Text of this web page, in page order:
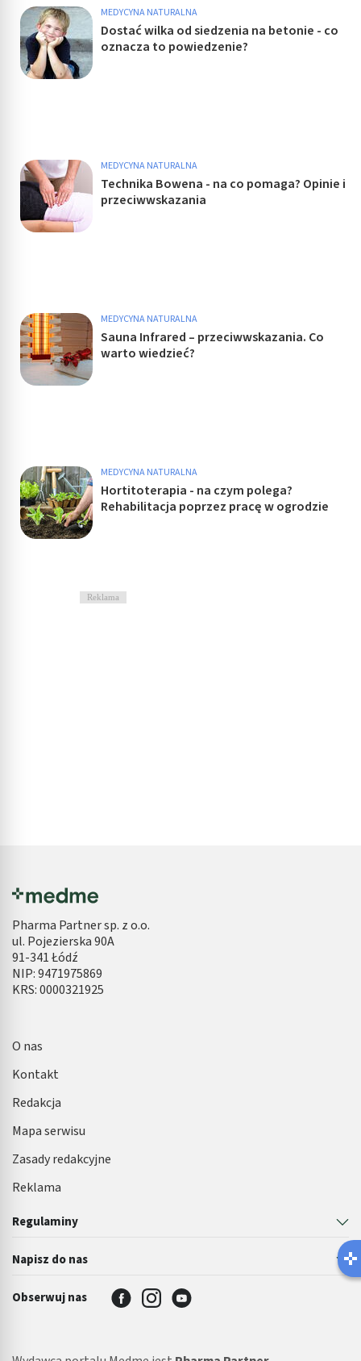
MEDYCYNA NATURALNA
Dostać wilka od siedzenia na betonie - co
oznacza to powiedzenie?
MEDYCYNA NATURALNA
Technika Bowena - na co pomaga? Opinie i
przeciwwskazania
MEDYCYNA NATURALNA
Sauna Infrared – przeciwwskazania. Co
warto wiedzieć?
MEDYCYNA NATURALNA
Hortitoterapia - na czym polega?
Rehabilitacja poprzez pracę w ogrodzie
Reklama
Pharma Partner sp. z o.o.
ul. Pojezierska 90A
91-341 Łódź
NIP: 9471975869
KRS: 0000321925
Regulaminy
Napisz do nas
O nas
Kontakt
Redakcja
Mapa serwisu
Zasady redakcyjne
Reklama
Obserwuj nas
Latem łatwiej o infekcję pęcherza